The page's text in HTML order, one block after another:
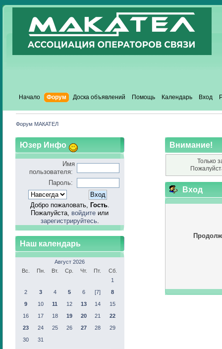
Начало Форум Доска объявлений Помощь Календарь Вход
Форум МАКАТЕЛ
Юзер Инфо
Имя
пользователя:
Пароль:
Добро пожаловать, Гость.
Пожалуйста, войдите или
зарегистрируйтесь.
Наш календарь
Август 2026
Вс.
Пн. Вт. Ср. Чт. Пт.
Сб.
1
2
3 4 5 6 [7]
8
9
10 11 12 13 14
15
16
17 18 19 20 21
22
23
24 25 26 27 28
29
30
31
Внимание!
Только
Вход